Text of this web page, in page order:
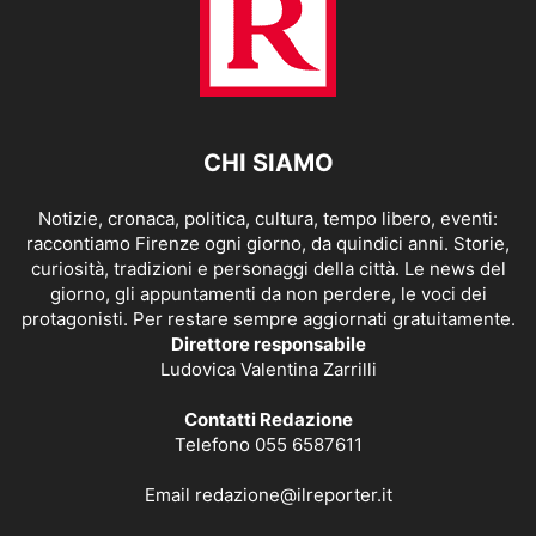
CHI SIAMO
Notizie, cronaca, politica, cultura, tempo libero, eventi:
raccontiamo Firenze ogni giorno, da quindici anni. Storie,
curiosità, tradizioni e personaggi della città. Le news del
giorno, gli appuntamenti da non perdere, le voci dei
protagonisti. Per restare sempre aggiornati gratuitamente.
Direttore responsabile
Ludovica Valentina Zarrilli
Contatti Redazione
Telefono 055 6587611
Email redazione@ilreporter.it